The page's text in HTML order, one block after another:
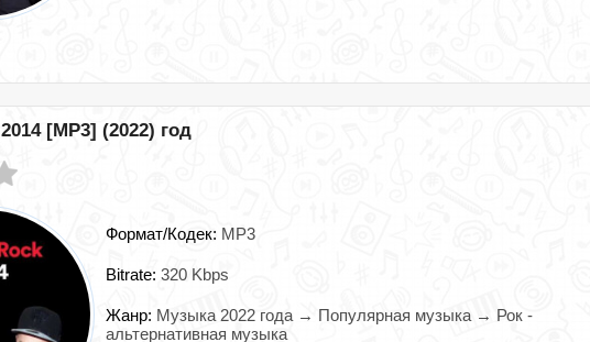
[MP3] (2022) год
Формат/Кодек: MP3
Bitrate: 320 Kbps
Жанр: Музыка 2022 года → Популярная музыка → Рок -
альтернативная музыка